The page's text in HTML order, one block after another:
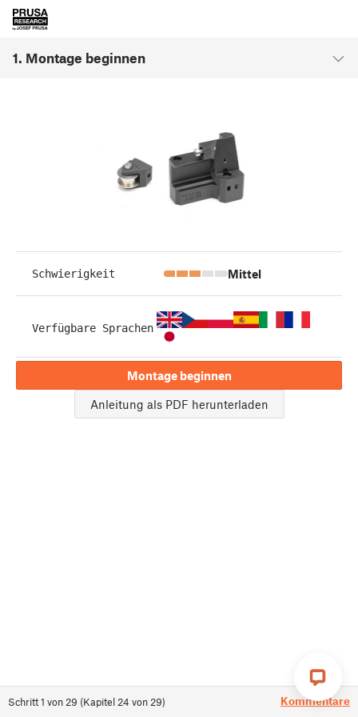
1. Montage beginnen
Schritt1 von 29 (Kapitel 24 von 29) Kommentare
Schwierigkeit Mittel
Verfügbare Sprachen
Montage beginnen
Anleitung als PDF herunterladen